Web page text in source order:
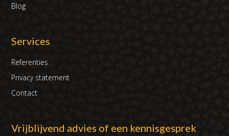
Blog
Services
Referenties
Privacy statement
Contact
Vrijblijvend advies of een kennisgesprek